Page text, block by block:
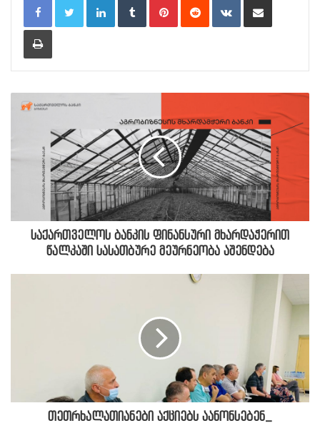
Print
საქართველოს ბანკის ფინანსური მხარდაჭერით
წალკაში სასათბურე მეურნეობა აშენდება
თეთრხალათიანები აქციებს აანონსებენ_